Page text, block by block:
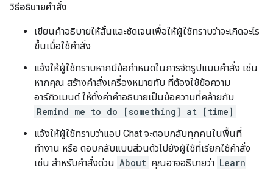
วิธีอธิบายคำสั่ง
เขียนคำอธิบายให้สั้นและชัดเจนเพื่อให้ผู้ใช้ทราบว่าจะเกิดอะไร
ขึ้นเมื่อใช้คำสั่ง
แจ้งให้ผู้ใช้ทราบหากมีข้อกำหนดในการจัดรูปแบบคำสั่ง เช่น
หากคุณ สร้างคำสั่งเครื่องหมายทับ ที่ต้องใช้ข้อความ
อาร์กิวเมนต์ ให้ตั้งค่าคำอธิบายเป็นข้อความที่คล้ายกับ
Remind me to do [something] at [time]
แจ้งให้ผู้ใช้ทราบว่าแอป Chat จะตอบกลับทุกคนในพื้นที่
ทำงาน หรือ ตอบกลับแบบส่วนตัวไปยังผู้ใช้ที่เรียกใช้คำสั่ง
เช่น สำหรับคำสั่งด่วน About คุณอาจอธิบายว่า Learn